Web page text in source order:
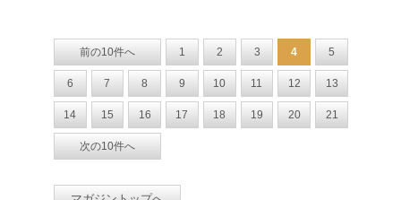
前の10件へ 1 2 3 4 5
6 7 8 9 10 11 12 13
14 15 16 17 18 19 20 21
次の10件へ